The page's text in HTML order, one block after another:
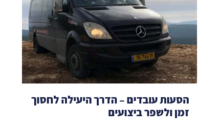
הסעות עובדים – הדרך היעילה לחסוך
זמן ולשפר ביצועים